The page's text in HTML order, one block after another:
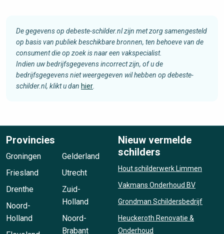
De gegevens op debeste-schilder.nl zijn met zorg samengesteld
op basis van publiek beschikbare bronnen, ten behoeve van de
consument die op zoek is naar een vakspecialist.
Indien uw bedrijfsgegevens incorrect zijn, of u de
bedrijfsgegevens niet weergegeven wil hebben op debeste-
schilder.nl, klikt u dan hier
Provincies
Groningen
Friesland
Drenthe
Noord-
Holland
Gelderland
Utrecht
Zuid-
Holland
Noord-
Brabant
Nieuw vermelde
schilders
Hout schilderwerk Limmen
Vakmans Onderhoud BV
Grondman Schildersbedrijf
Heuckeroth Renovatie &
Onderhoud